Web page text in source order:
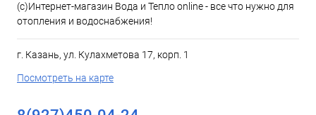
(c)Интернет-магазин Вода и Тепло online - все что нужно для
отопления и водоснабжения!
г. Казань, ул. Кулахметова 17, корп. 1
Посмотреть на карте